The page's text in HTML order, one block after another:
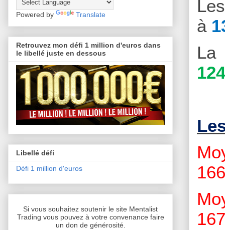
à
La
Powered by Translate
Retrouvez mon défi 1 million d'euros dans
le libellé juste en dessous
Libellé défi
Défi 1 million d'euros
Si vous souhaitez soutenir le site Mentalist
Trading vous pouvez à votre convenance faire
un don de générosité.